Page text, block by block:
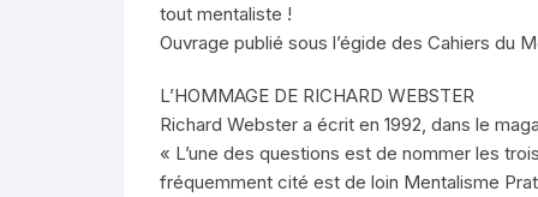
tout mentaliste !
Ouvrage publié sous l’égide des Cahiers du
L’HOMMAGE DE RICHARD WEBSTER
Richard Webster a écrit en 1992, dans le
« L’une des questions est de nommer les
fréquemment cité est de loin Mentalisme